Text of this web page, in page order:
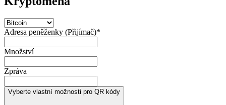
Adresa peněženky (Přijímač)*
Množství
Zpráva
Vyberte vlastní možnosti pro QR kódy